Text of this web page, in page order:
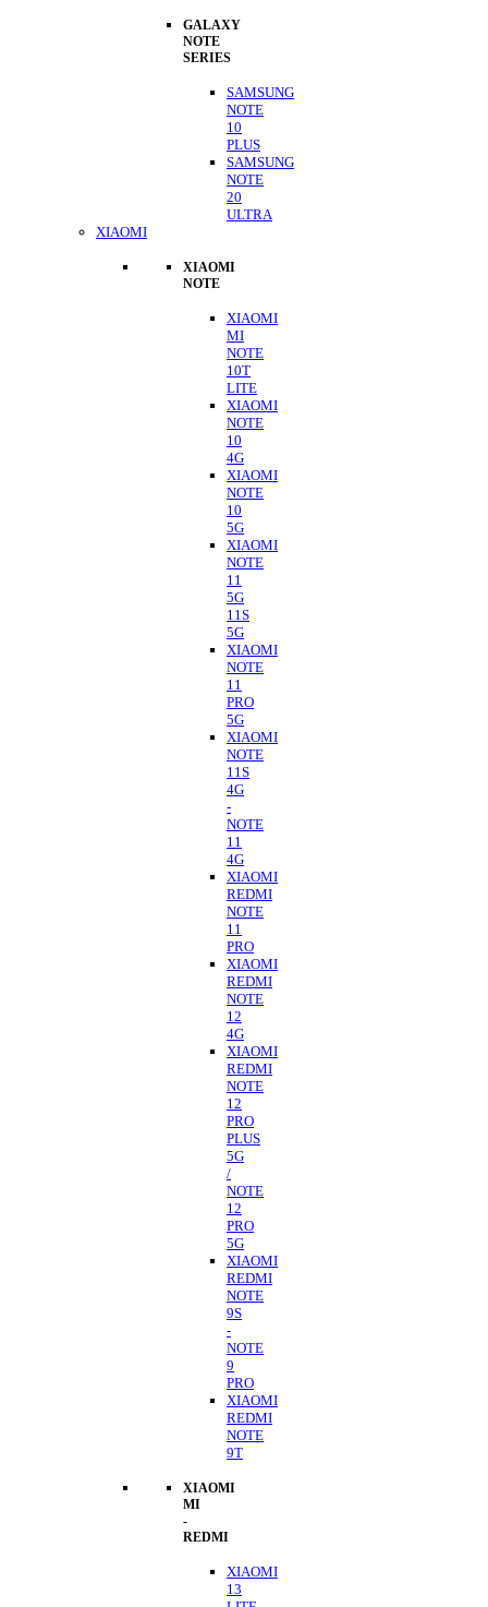
GALAXY
NOTE
SERIES
SAMSUNG
NOTE
10
PLUS
SAMSUNG
NOTE
20
ULTRA
XIAOMI
XIAOMI
NOTE
XIAOMI
MI
NOTE
10T
LITE
XIAOMI
NOTE
10
4G
XIAOMI
NOTE
10
5G
XIAOMI
NOTE
11
5G
11S
5G
XIAOMI
NOTE
11
PRO
5G
XIAOMI
NOTE
11S
4G
-
NOTE
11
4G
XIAOMI
REDMI
NOTE
11
PRO
XIAOMI
REDMI
NOTE
12
4G
XIAOMI
REDMI
NOTE
12
PRO
PLUS
5G
/
NOTE
12
PRO
5G
XIAOMI
REDMI
NOTE
9S
-
NOTE
9
PRO
XIAOMI
REDMI
NOTE
9T
XIAOMI
MI
-
REDMI
XIAOMI
13